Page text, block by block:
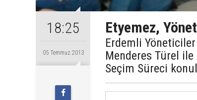
18:25
05 Temmuz 2013
Etyemez,
Erdemli Yöneticiler
Menderes Türel ile
Seçim Süreci